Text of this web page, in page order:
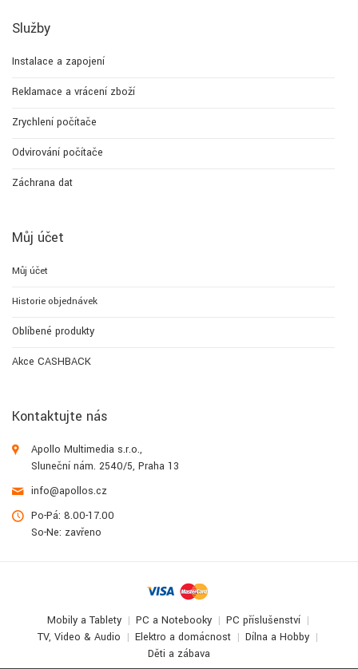
Služby
Instalace a zapojení
Reklamace a vrácení zboží
Zrychlení počítače
Odvirování počítače
Záchrana dat
Můj účet
Můj účet
Historie objednávek
Oblíbené produkty
Akce CASHBACK
Kontaktujte nás
Apollo Multimedia s.r.o.,
Sluneční nám. 2540/5, Praha 13
info@apollos.cz
Po-Pá: 8.00-17.00
So-Ne: zavřeno
Mobily a Tablety PC a Notebooky
PC příslušenství
TV, Video & Audio
Elektro a domácnost
Dílna a Hobby
Děti a zábava